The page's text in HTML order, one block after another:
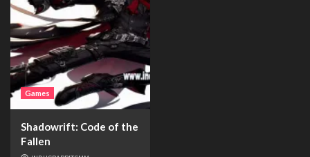
Games
Shadowrift: Code of the
Fallen